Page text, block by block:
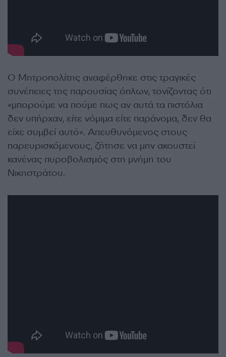
Ο Μητροπολίτης αναφέρθηκε στις τραγικές
συνέπειες της παρουσίας όπλων, τονίζοντας ότι
«μπορούμε να πούμε πως αν αυτά τα πιστόλια
δεν υπήρχαν, είτε νόμιμα είτε παράνομα, δεν θα
είχε συμβεί αυτό». Απευθυνόμενος στους
παρευρισκόμενους, ζήτησε να μην ακουστεί
κανένας πυροβολισμός στη μνήμη του
Νικηστράτου.